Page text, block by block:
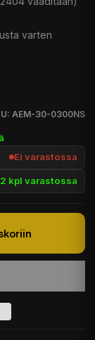
varten
AEM-30-0300NS
Ei varastossa
kpl varastossa